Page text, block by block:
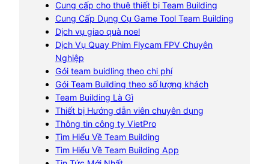
Cung cấp cho thuê thiết bị Team Building
Cung Cấp Dụng Cụ Game Tool Team Building
Dịch vụ giao quà noel
Dịch Vụ Quay Phim Flycam FPV Chuyên
Nghiệp
Gói team buidling theo chi phí
Gói Team Building theo số lượng khách
Team Building Là Gì
Thiết bị Hướng dẫn viên chuyên dụng
Thông tin công ty VietPro
Tìm Hiểu Về Team Building
Tìm Hiểu Về Team Building App